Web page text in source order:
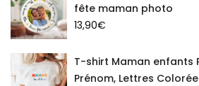
fête maman photo
13,90€
T-shirt Maman enfants
Prénom, Lettres